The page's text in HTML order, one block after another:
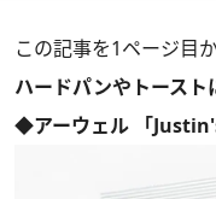
この記事を1ページ目
ハードパンやトース
◆アーウェル 「